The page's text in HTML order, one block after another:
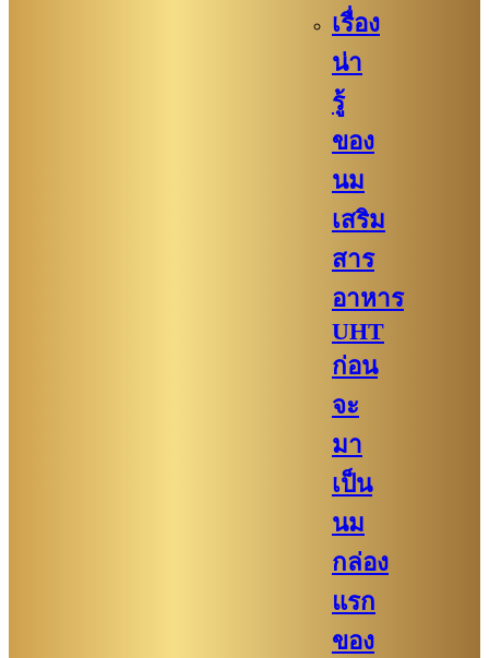
เรื่อง
น่า
รู้
ของ
นม
เสริม
สาร
อาหาร
UHT
ก่อน
จะ
มา
เป็น
นม
กล่อง
แรก
ของ